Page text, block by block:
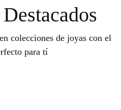
colecciones de joyas con el
para tí